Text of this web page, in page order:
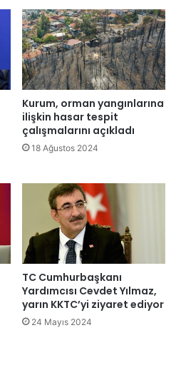
Kurum, orman yangınlarına
ilişkin hasar tespit
çalışmalarını açıkladı
18 Ağustos 2024
TC Cumhurbaşkanı
Yardımcısı Cevdet Yılmaz,
yarın KKTC’yi ziyaret ediyor
24 Mayıs 2024